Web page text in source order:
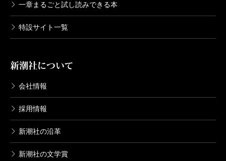
一章まるごと試し読みできる本
特設サイト一覧
新潮社について
会社情報
採用情報
新潮社の沿革
新潮社の文学賞